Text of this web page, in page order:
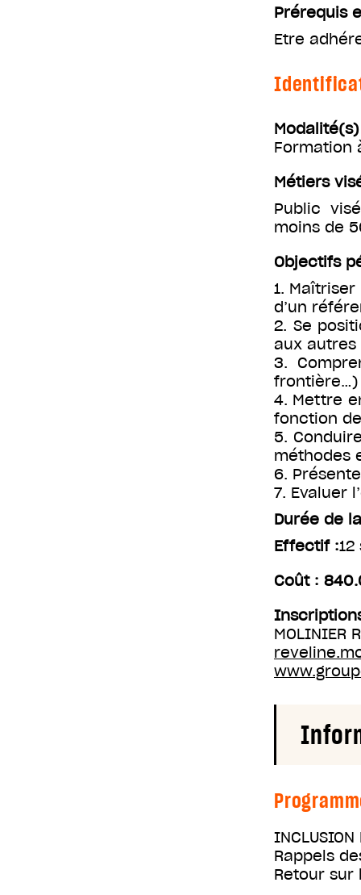
Prérequis
Etre
Formation
Métiers
Public
moins de
Objectifs
1.
d’un
2. Se
aux
3.
frontière…)
4. Mettre
fonction
5.
méthodes
6.
7. Evaluer
Durée de
Effectif :
Coût :
MOLINIER
INCLUSION
Rappels
Retour sur